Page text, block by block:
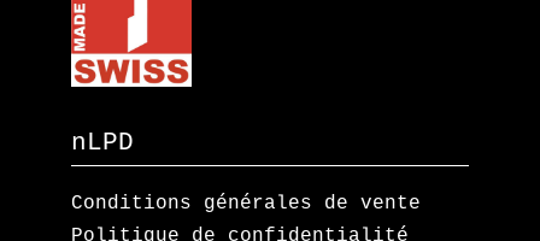
nLPD
Conditions générales de vente
Politique de confidentialité